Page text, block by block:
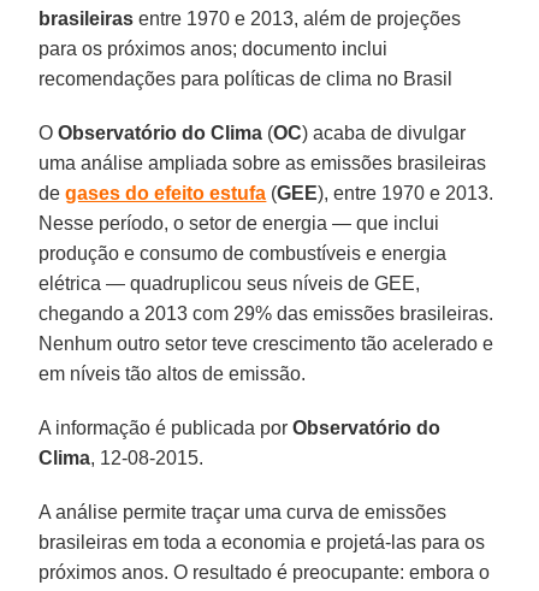
brasileiras entre 1970 e 2013, além de projeções
para os próximos anos; documento inclui
recomendações para políticas de clima no Brasil
OObservatório do Clima (OC) acaba de divulgar
uma análise ampliada sobre as emissões brasileiras
degases do efeito estufa (GEE), entre 1970 e 2013.
Nesse período, o setor de energia — que inclui
produção e consumo de combustíveis e energia
elétrica — quadruplicou seus níveis de GEE,
chegando a 2013 com 29% das emissões brasileiras.
Nenhum outro setor teve crescimento tão acelerado e
em níveis tão altos de emissão.
A informação é publicada porObservatório do
Clima, 12-08-2015.
A análise permite traçar uma curva de emissões
brasileiras em toda a economia e projetá-las para os
próximos anos. O resultado é preocupante: embora o